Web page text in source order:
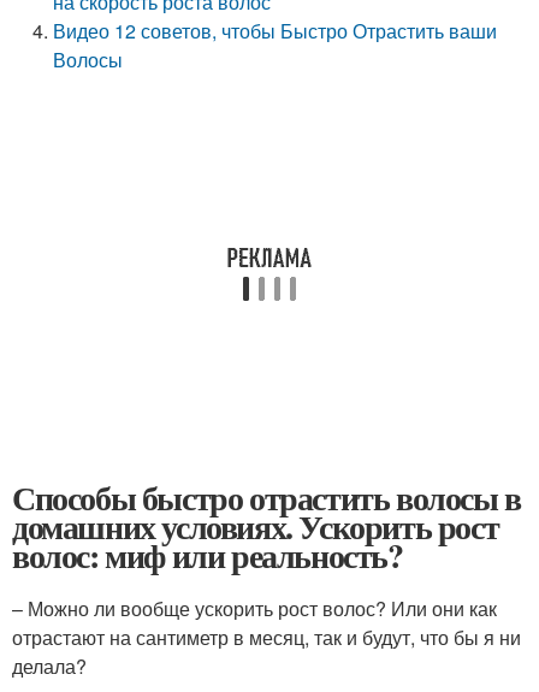
Видео 12 советов, чтобы Быстро Отрастить ваши
Волосы
Способы быстро отрастить волосы в
домашних условиях. Ускорить рост
волос: миф или реальность?
– Можно ли вообще ускорить рост волос? Или они как
отрастают на сантиметр в месяц, так и будут, что бы я ни
делала?